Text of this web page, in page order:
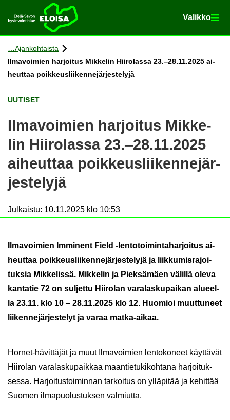
Etusi­vu Va­lik­ko
Va­lik­ko
Siir­ry si­säl­töön
Ajan­koh­tais­ta
Il­ma­voi­mien har­joi­tus Mik­ke­lin Hii­ro­las­sa 23.‒28.11.2025 ai­
heut­taa poik­keus­lii­ken­ne­jär­jes­te­ly­jä
UU­TI­SET
Il­ma­voi­mien har­joi­tus Mik­ke­
lin Hii­ro­las­sa 23.‒28.11.2025
ai­heut­taa poik­keus­lii­ken­ne­jär­
jes­te­ly­jä
Julkaistu: 10.11.2025 klo 10:53
Il­ma­voi­mien Im­mi­nent Field -​lentotoimintaharjoitus ai­
heut­taa poik­keus­lii­ken­ne­jär­jes­te­ly­jä ja liik­ku­mis­ra­joi­
tuk­sia Mik­ke­lis­sä. Mik­ke­lin ja Piek­sä­mäen vä­lil­lä oleva
kan­ta­tie 72 on sul­jet­tu Hii­ro­lan va­ra­las­ku­pai­kan alu­eel­
la 23.11. klo 10 ‒ 28.11.2025 klo 12. Huo­mioi muut­tu­neet
lii­ken­ne­jär­jes­te­lyt ja varaa matka-​aikaa.
Hornet-​hävittäjät ja muut Il­ma­voi­mien len­to­ko­neet käyt­tä­vät
Hii­ro­lan va­ra­las­ku­paik­kaa maan­tie­tu­ki­koh­ta­na har­joi­tuk­
ses­sa. Har­joi­tus­toi­min­nan tar­koi­tus on yl­lä­pi­tää ja ke­hit­tää
Suo­men il­ma­puo­lus­tuk­sen val­miut­ta.